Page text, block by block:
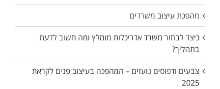
מהפכת עיצוב משרדים
כיצד לבחור משרד אדריכלות מומלץ ומה חשוב לדעת
בתהליך?
צבעים ודפוסים נועזים – המהפכה בעיצוב פנים לקראת
2025